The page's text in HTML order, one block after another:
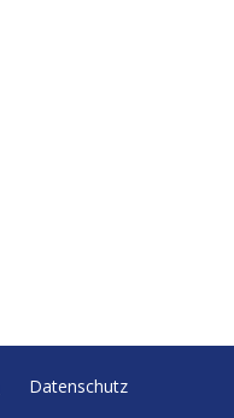
Datenschutz